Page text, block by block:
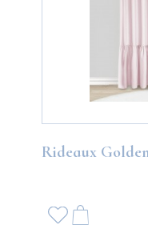
Rideaux